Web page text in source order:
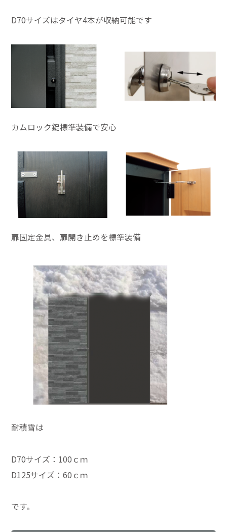
D70サイズはタイヤ4本が収納可能です
カムロック錠標準装備で安心
扉固定金具、扉開き止めを標準装備
耐積雪は
D70サイズ：100ｃｍ
D125サイズ：60ｃｍ
です。